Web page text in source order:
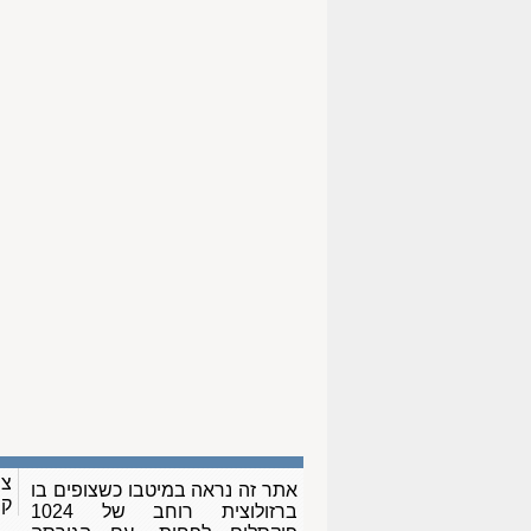
אתר זה נראה במיטבו כשצופים בו
ברזולוצית רוחב של 1024